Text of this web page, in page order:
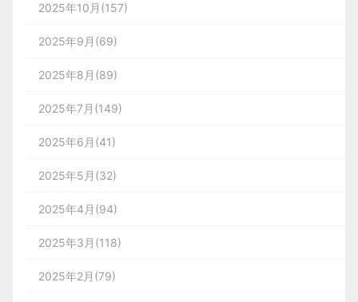
2025年10月(157)
2025年9月(69)
2025年8月(89)
2025年7月(149)
2025年6月(41)
2025年5月(32)
2025年4月(94)
2025年3月(118)
2025年2月(79)